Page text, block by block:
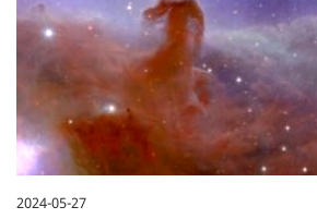
2024-05-27